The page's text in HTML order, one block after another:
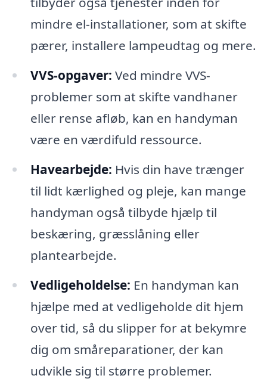
mindre el-installationer, som at skifte
pærer, installere lampeudtag og mere.
VVS-opgaver: Ved mindre VVS-
problemer som at skifte vandhaner
eller rense afløb, kan en handyman
være en værdifuld ressource.
Havearbejde: Hvis din have trænger
til lidt kærlighed og pleje, kan mange
handyman også tilbyde hjælp til
beskæring, græsslåning eller
plantearbejde.
Vedligeholdelse: En handyman kan
hjælpe med at vedligeholde dit hjem
over tid, så du slipper for at bekymre
dig om småreparationer, der kan
udvikle sig til større problemer.